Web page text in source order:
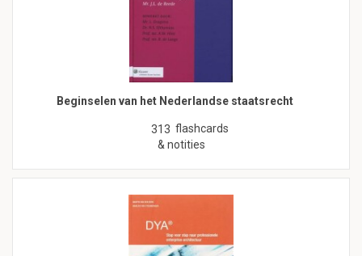
Beginselen van het Nederlandse staatsrecht
313 flashcards
& notities